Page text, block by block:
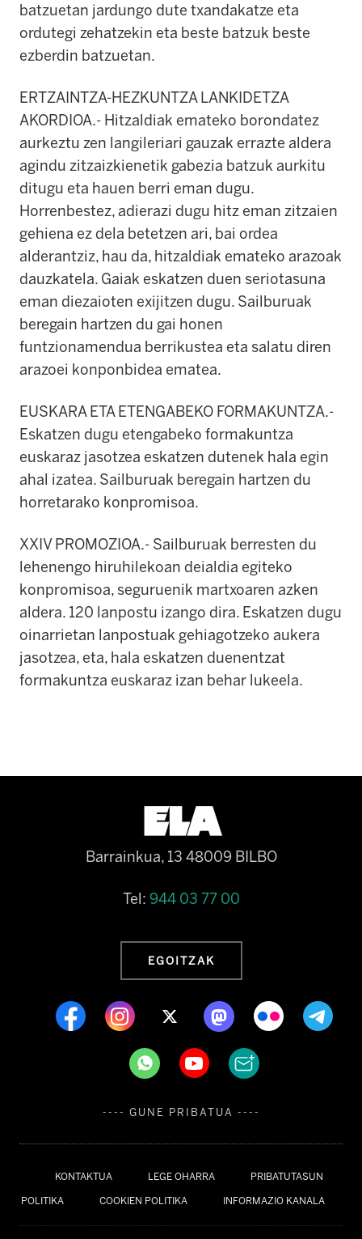
batzuetan jardungo dute txandakatze eta
ordutegi zehatzekin eta beste batzuk beste
ezberdin batzuetan.
ERTZAINTZA-HEZKUNTZA LANKIDETZA
AKORDIOA.- Hitzaldiak emateko borondatez
aurkeztu zen langileriari gauzak errazte aldera
agindu zitzaizkienetik gabezia batzuk aurkitu
ditugu eta hauen berri eman dugu.
Horrenbestez, adierazi dugu hitz eman zitzaien
gehiena ez dela betetzen ari, bai ordea
alderantziz, hau da, hitzaldiak emateko arazoak
dauzkatela. Gaiak eskatzen duen seriotasuna
eman diezaioten exijitzen dugu. Sailburuak
beregain hartzen du gai honen
funtzionamendua berrikustea eta salatu diren
arazoei konponbidea ematea.
EUSKARA ETA ETENGABEKO FORMAKUNTZA.-
Eskatzen dugu etengabeko formakuntza
euskaraz jasotzea eskatzen dutenek hala egin
ahal izatea. Sailburuak beregain hartzen du
horretarako konpromisoa.
XXIV PROMOZIOA.- Sailburuak berresten du
lehenengo hiruhilekoan deialdia egiteko
konpromisoa, seguruenik martxoaren azken
aldera. 120 lanpostu izango dira. Eskatzen dugu
oinarrietan lanpostuak gehiagotzeko aukera
jasotzea, eta, hala eskatzen duenentzat
formakuntza euskaraz izan behar lukeela.
KONTAKTUA LEGE OHARRA PRIBATUTASUN
POLITIKA COOKIEN POLITIKA INFORMAZIO KANALA
Barrainkua, 13 48009 BILBO
Tel: 944 03 77 00
EGOITZAK
---- GUNE PRIBATUA ----